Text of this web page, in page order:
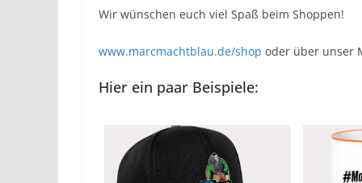
Wir wünschen euch viel Spaß beim Shoppen!
www.marcmachtblau.de/shop oder über unser
Hier ein paar Beispiele: